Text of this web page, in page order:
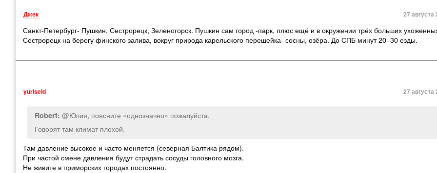
Джек 27 августа
Санкт-Петербург- Пушкин, Сестрорецк, Зеленогорск. Пушкин сам город -парк, плюс ещё и в окружении трёх больших
Сестрорецк на берегу финского залива, вокруг природа карельского перешейка- сосны, озёра. До СПБ минут 20−30 езды.
yuriseid 27 августа
Robert: @Юлия, поясните «однозначно» пожалуйста.
Говорят там климат плохой.
Там давление высокое и часто меняется (северная Балтика рядом).
При частой смене давления будут страдать сосуды головного мозга.
Не живите в приморских городах постоянно.